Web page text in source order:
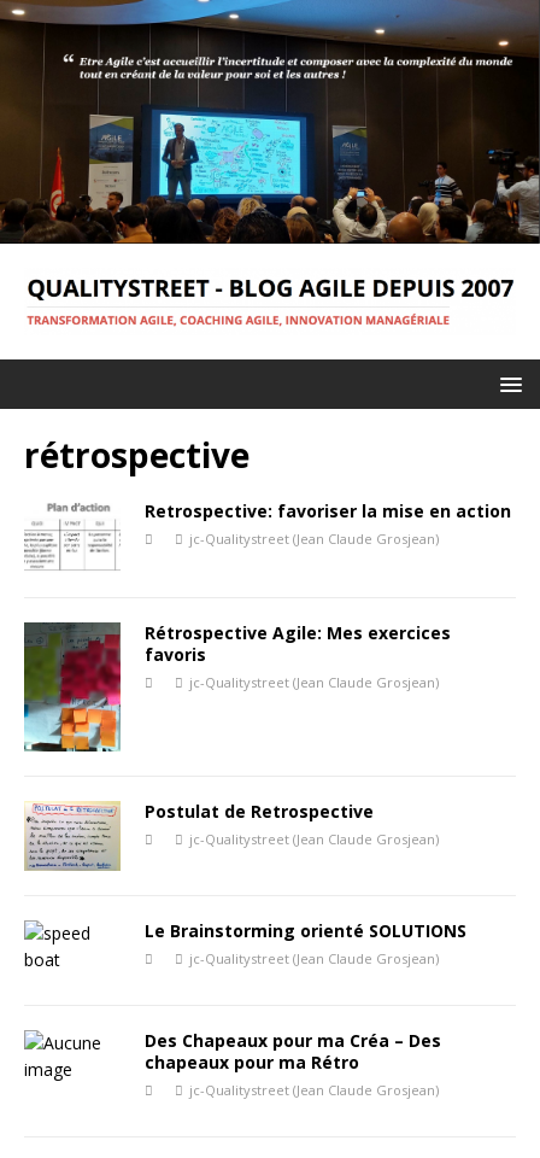
rétrospective
Retrospective: favoriser la mise en action
jc-Qualitystreet (Jean Claude Grosjean)
Rétrospective Agile: Mes exercices
favoris
jc-Qualitystreet (Jean Claude Grosjean)
Postulat de Retrospective
jc-Qualitystreet (Jean Claude Grosjean)
Le Brainstorming orienté SOLUTIONS
jc-Qualitystreet (Jean Claude Grosjean)
Des Chapeaux pour ma Créa – Des
chapeaux pour ma Rétro
jc-Qualitystreet (Jean Claude Grosjean)